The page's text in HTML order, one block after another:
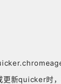
新quicker时